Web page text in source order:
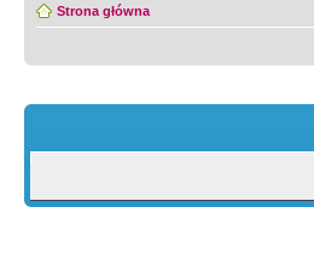
Strona główna